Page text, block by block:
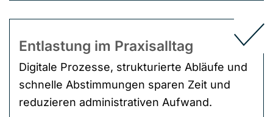
Entlastung im Praxisalltag
Digitale Prozesse, strukturierte Abläufe und
schnelle Abstimmungen sparen Zeit und
reduzieren administrativen Aufwand.